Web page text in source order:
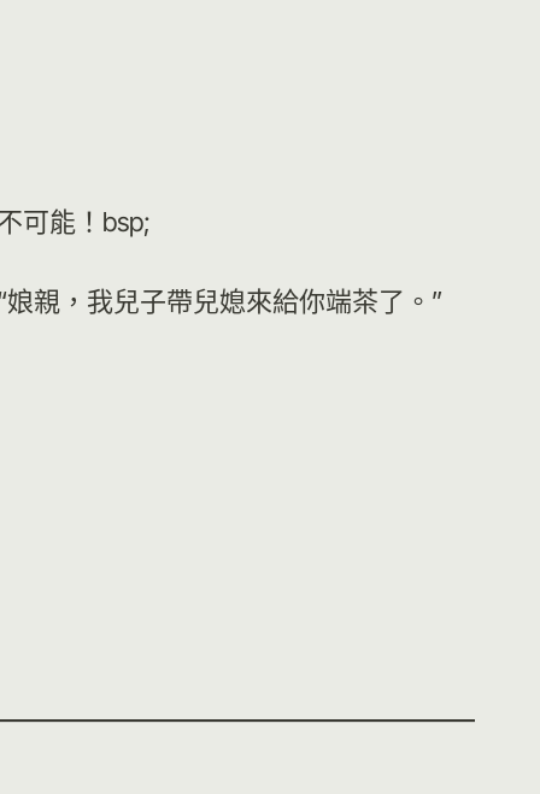
這不可能！bsp;
親，我兒子帶兒媳來給你端茶了。”